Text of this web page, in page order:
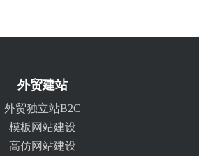
外贸建站
外贸独立站B2C
模板网站建设
高仿网站建设